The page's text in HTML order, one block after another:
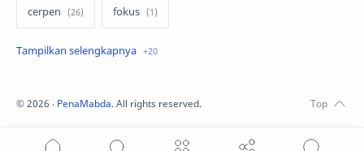
cerpen fokus
hukum internasional
©2026 ‧ PenaMabda. All rights reserved.